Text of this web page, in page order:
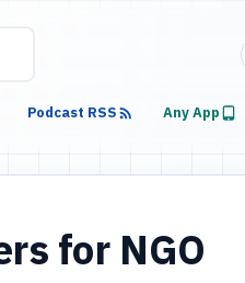
Any App
Podcast RSS
for NGO